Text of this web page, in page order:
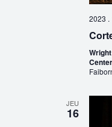
2023 .
Center
JEU
16